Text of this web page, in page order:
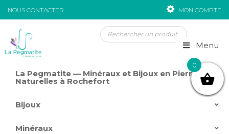
NOUS CONTACTER MON COMPTE
Passer au contenu
Menu
La Pegmatite — Minéraux et Bijoux en Pierres
Naturelles à Rochefort
Bijoux
Minéraux
0